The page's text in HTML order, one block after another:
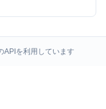
APIを利用しています